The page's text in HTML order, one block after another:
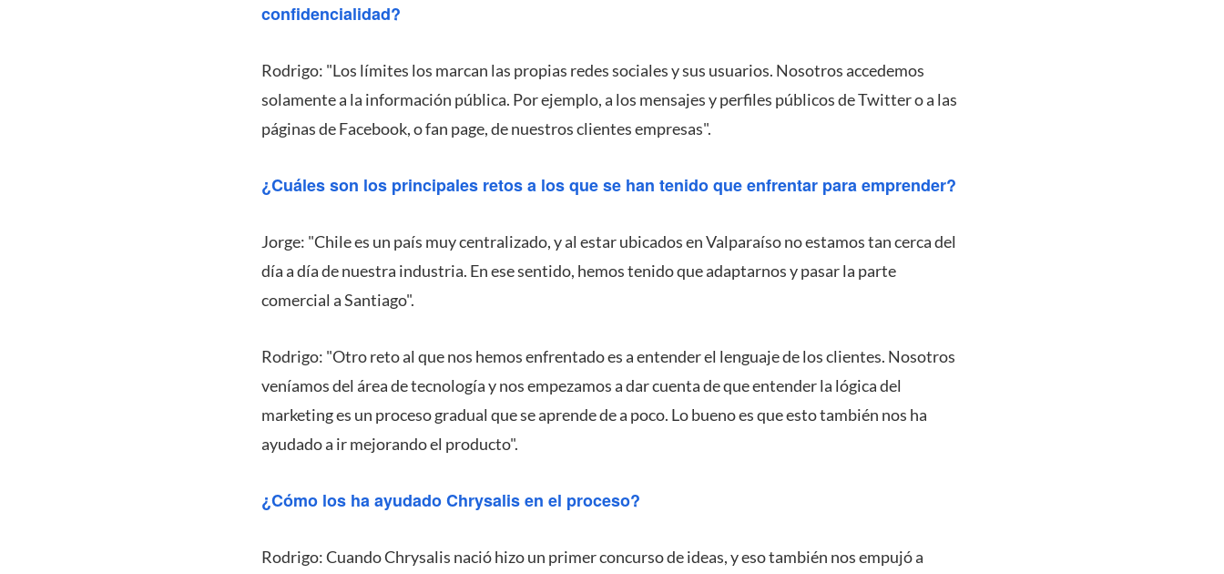
confidencialidad?
Rodrigo: "Los límites los marcan las propias redes sociales y sus usuarios. Nosotros accedemos
solamente a la información pública. Por ejemplo, a los mensajes y perfiles públicos de Twitter o a las
páginas de Facebook, o fan page, de nuestros clientes empresas".
¿Cuáles son los principales retos a los que se han tenido que enfrentar para emprender?
Jorge: "Chile es un país muy centralizado, y al estar ubicados en Valparaíso no estamos tan cerca del
día a día de nuestra industria. En ese sentido, hemos tenido que adaptarnos y pasar la parte
comercial a Santiago".
Rodrigo: "Otro reto al que nos hemos enfrentado es a entender el lenguaje de los clientes. Nosotros
veníamos del área de tecnología y nos empezamos a dar cuenta de que entender la lógica del
marketing es un proceso gradual que se aprende de a poco. Lo bueno es que esto también nos ha
ayudado a ir mejorando el producto".
¿Cómo los ha ayudado Chrysalis en el proceso?
Rodrigo: Cuando Chrysalis nació hizo un primer concurso de ideas, y eso también nos empujó a